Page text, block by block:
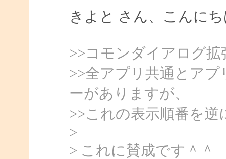
きよと さん、こんにち
>>コモンダイアログ
>>全アプリ共通とア
ーがありますが、
>>これの表示順番を
>
> これに賛成です＾＾